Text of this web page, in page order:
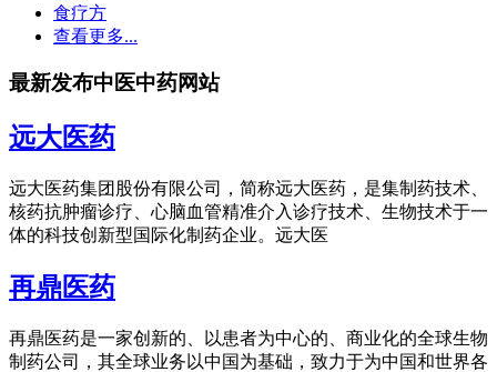
食疗方
查看更多...
最新发布中医中药网站
远大医药
远大医药集团股份有限公司，简称远大医药，是集制药技术、
核药抗肿瘤诊疗、心脑血管精准介入诊疗技术、生物技术于一
体的科技创新型国际化制药企业。远大医
再鼎医药
再鼎医药是一家创新的、以患者为中心的、商业化的全球生物
制药公司，其全球业务以中国为基础，致力于为中国和世界各